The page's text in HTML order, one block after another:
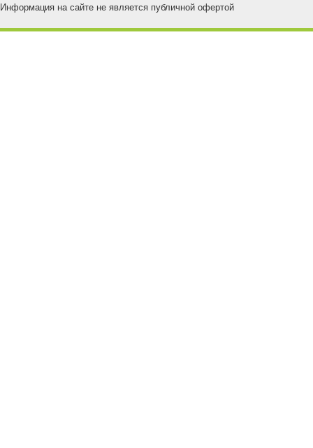
Информация на сайте не является публичной офертой